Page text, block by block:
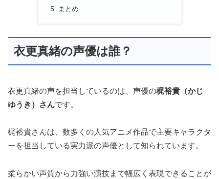
まとめ
衣更真緒の声優は誰？
衣更真緒の声を担当しているのは、声優の梶裕貴（かじ
ゆうき）さんです。
梶裕貴さんは、数多くの人気アニメ作品で主要キャラクタ
ーを担当している実力派の声優として知られています。
柔らかい声質から力強い演技まで幅広く表現できることが